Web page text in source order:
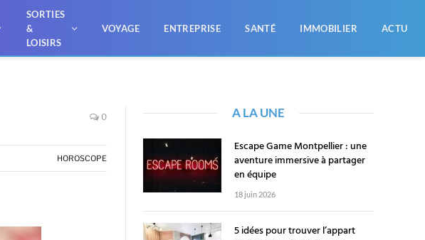
SORTIES
&
LOISIRS
VOYAGE ENTREPRISE SANTÉ IMMOBILIER ACTU
0
HOROSCOPE
A LA UNE
Escape Game Montpellier : une
aventure immersive à partager
en équipe
18 juin 2026
5 idées pour trouver l’appart